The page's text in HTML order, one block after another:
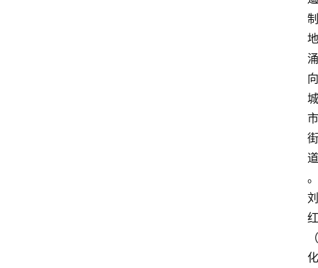
制
地
涌
向
城
市
街
道
。
刘
红
（
化